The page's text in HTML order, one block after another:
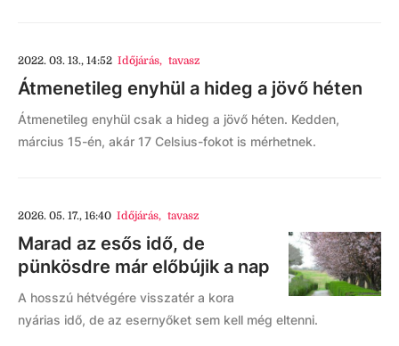
2022. 03. 13., 14:52 Időjárás, tavasz
Átmenetileg enyhül a hideg a jövő héten
Átmenetileg enyhül csak a hideg a jövő héten. Kedden,
március 15-én, akár 17 Celsius-fokot is mérhetnek.
2026. 05. 17., 16:40 Időjárás, tavasz
Marad az esős idő, de
pünkösdre már előbújik a nap
A hosszú hétvégére visszatér a kora
nyárias idő, de az esernyőket sem kell még eltenni.